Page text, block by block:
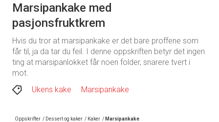
Marsipankake med
pasjonsfruktkrem
Hvis du tror at marsipankake er det bare proffene som
får til, ja da tar du feil. I denne oppskriften betyr det ingen
ting at marsipanlokket får noen folder, snarere tvert i
mot.
Ukens kake
Marsipankake
Oppskrifter / Dessert og kaker / Kaker / Marsipankake